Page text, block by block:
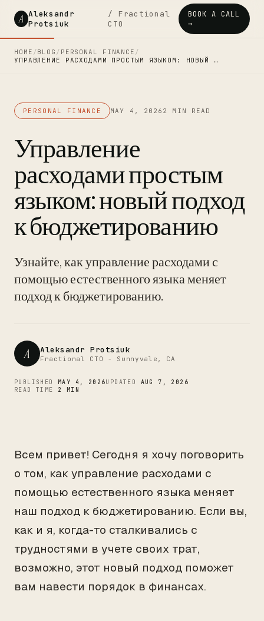
A Aleksandr
Protsiuk
/ Fractional
CTO
BOOK A CALL
→
HOME /BLOG / PERSONAL FINANCE /
УПРАВЛЕНИЕ РАСХОДАМИ ПРОСТЫМ ЯЗЫКОМ: НОВЫЙ …
PERSONAL FINANCE MAY 4, 2026 2 MIN READ
Управление
расходами простым
языком: новый подход
к бюджетированию
Узнайте, как управление расходами с
помощью естественного языка меняет
подход к бюджетированию.
A Aleksandr Protsiuk
Fractional CTO - Sunnyvale, CA
PUBLISHED MAY 4, 2026UPDATED AUG 7, 2026
READ TIME 2 MIN
Всем привет! Сегодня я хочу поговорить
о том, как управление расходами с
помощью естественного языка меняет
наш подход к бюджетированию. Если вы,
как и я, когда-то сталкивались с
трудностями в учете своих трат,
возможно, этот новый подход поможет
вам навести порядок в финансах.